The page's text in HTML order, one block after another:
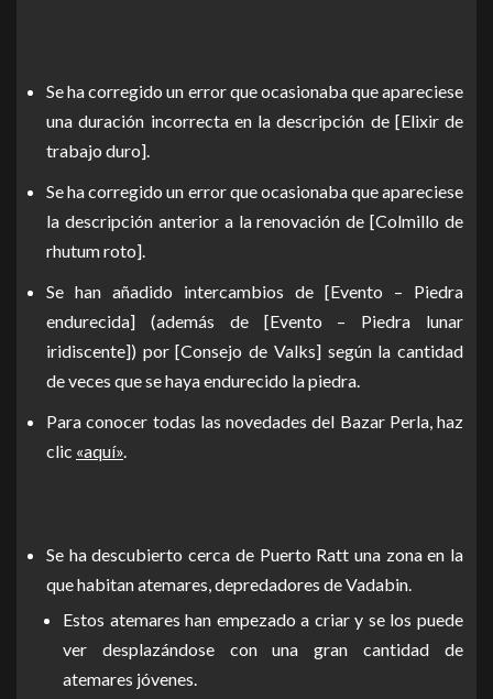
Se ha corregido un error que ocasionaba que apareciese
una duración incorrecta en la descripción de [Elixir de
trabajo duro].
Se ha corregido un error que ocasionaba que apareciese
la descripción anterior a la renovación de [Colmillo de
rhutum roto].
Se han añadido intercambios de [Evento – Piedra
endurecida] (además de [Evento – Piedra lunar
iridiscente]) por [Consejo de Valks] según la cantidad
de veces que se haya endurecido la piedra.
Para conocer todas las novedades del Bazar Perla, haz
clic «aquí».
Se ha descubierto cerca de Puerto Ratt una zona en la
que habitan atemares, depredadores de Vadabin.
Estos atemares han empezado a criar y se los puede
ver desplazándose con una gran cantidad de
atemares jóvenes.